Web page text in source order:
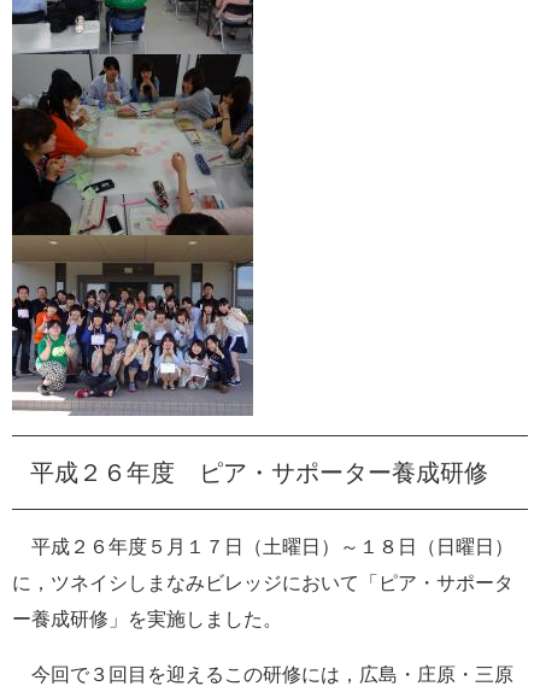
平成２６年度 ピア・サポーター養成研修
平成２６年度５月１７日（土曜日）～１８日（日曜日）
に，ツネイシしまなみビレッジにおいて「ピア・サポータ
ー養成研修」を実施しました。
今回で３回目を迎えるこの研修には，広島・庄原・三原